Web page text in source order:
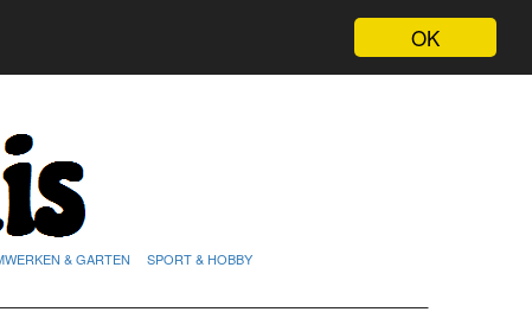
OK
& GARTEN SPORT & HOBBY